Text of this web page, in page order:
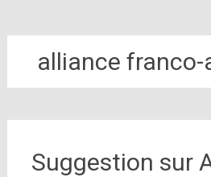
alliance
Suggestion sur